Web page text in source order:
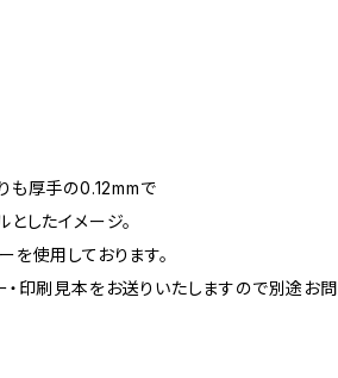
も厚手の0.12mmで
したイメージ。
使用しております。
・印刷見本をお送りいたしますので別途お問